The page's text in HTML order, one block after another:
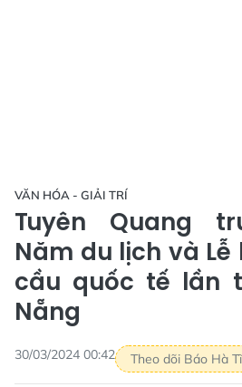
VĂN HÓA - GIẢI TRÍ
Tuyên Quang
Năm du lịch và
cầu quốc tế lần
Nẵng
30/03/2024 00:42 Theo dõi Báo Hà